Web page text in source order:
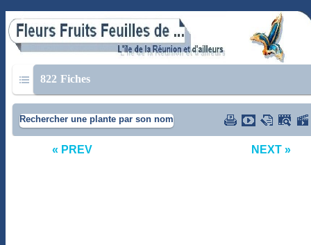
822 Fiches
Rechercher une plante par son nom
« PREV NEXT »